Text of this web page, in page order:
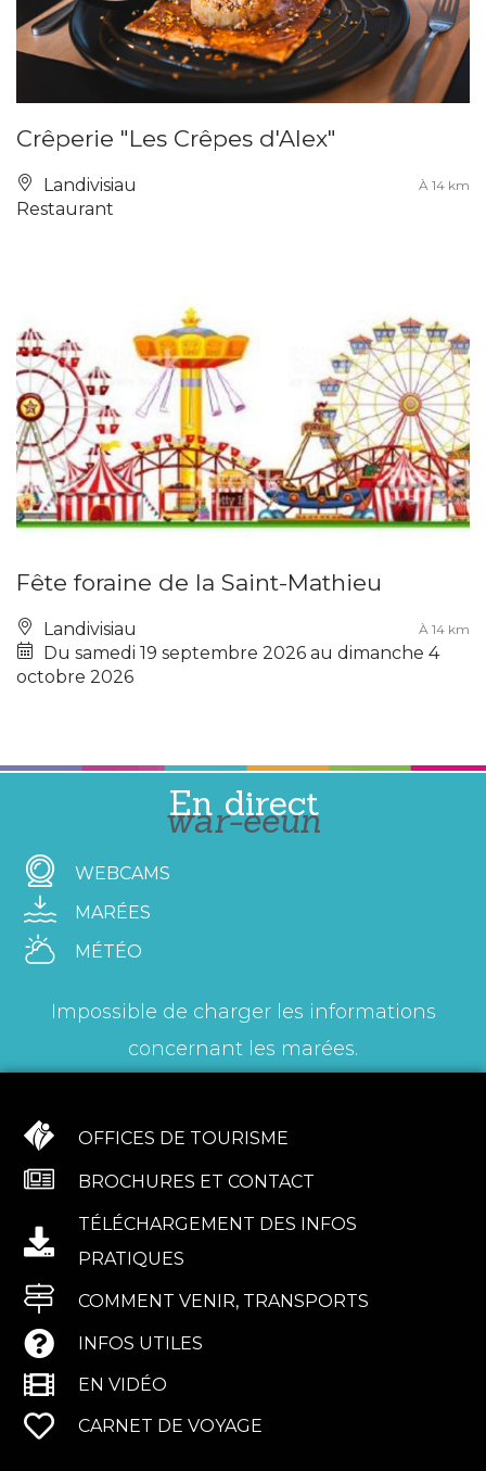
Crêperie "Les Crêpes d'Alex"
Landivisiau À 14 km
Restaurant
Fête foraine de la Saint-Mathieu
Landivisiau À 14 km
Du samedi 19 septembre 2026 au dimanche 4
octobre 2026
En direct
war-eeun
WEBCAMS
MARÉES
MÉTÉO
Impossible de charger les informations
concernant les marées.
OFFICES DE TOURISME
BROCHURES ET CONTACT
TÉLÉCHARGEMENT DES INFOS
PRATIQUES
COMMENT VENIR, TRANSPORTS
INFOS UTILES
EN VIDÉO
CARNET DE VOYAGE